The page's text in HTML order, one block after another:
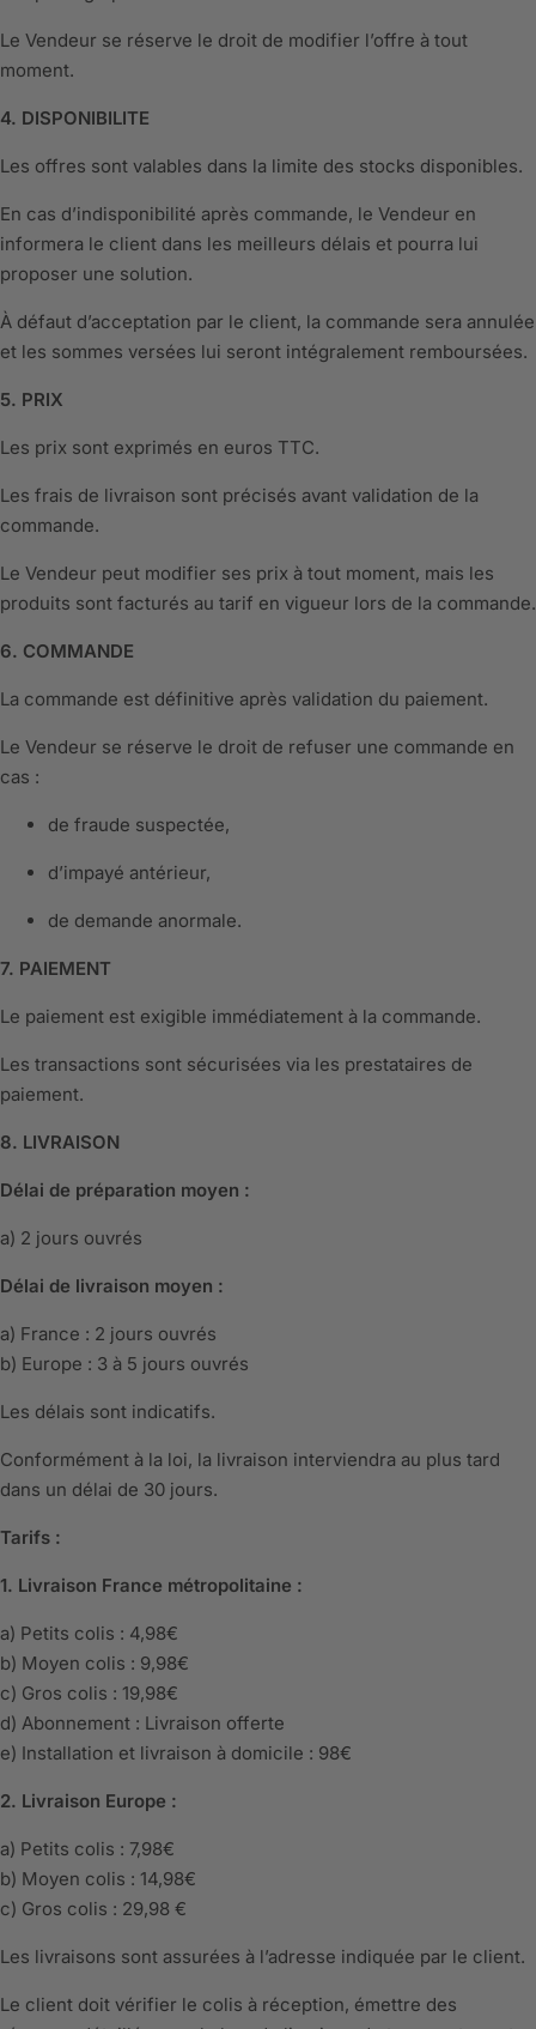
Le Vendeur se réserve le droit de modifier l’offre à tout
moment.
4. DISPONIBILITE
Les offres sont valables dans la limite des stocks disponibles.
En cas d’indisponibilité après commande, le Vendeur en
informera le client dans les meilleurs délais et pourra lui
proposer une solution.
À défaut d’acceptation par le client, la commande sera annulée
et les sommes versées lui seront intégralement remboursées.
5. PRIX
Les prix sont exprimés en euros TTC.
Les frais de livraison sont précisés avant validation de la
commande.
Le Vendeur peut modifier ses prix à tout moment, mais les
produits sont facturés au tarif en vigueur lors de la commande.
6. COMMANDE
La commande est définitive après validation du paiement.
Le Vendeur se réserve le droit de refuser une commande en
cas :
de fraude suspectée,
d’impayé antérieur,
de demande anormale.
7. PAIEMENT
Le paiement est exigible immédiatement à la commande.
Les transactions sont sécurisées via les prestataires de
paiement.
8. LIVRAISON
Délai de préparation moyen :
a) 2 jours ouvrés
Délai de livraison moyen :
a) France : 2 jours ouvrés
b) Europe : 3 à 5 jours ouvrés
Les délais sont indicatifs.
Conformément à la loi, la livraison interviendra au plus tard
dans un délai de 30 jours.
Tarifs :
1. Livraison France métropolitaine :
a) Petits colis : 4,98€
b) Moyen colis : 9,98€
c) Gros colis : 19,98€
d) Abonnement : Livraison offerte
e) Installation et livraison à domicile : 98€
2. Livraison Europe :
a) Petits colis : 7,98€
b) Moyen colis : 14,98€
c) Gros colis : 29,98 €
Les livraisons sont assurées à l’adresse indiquée par le client.
Le client doit vérifier le colis à réception, émettre des